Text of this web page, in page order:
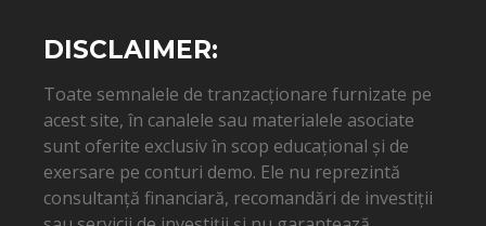
DISCLAIMER:
Toate semnalele de tranzacționare furnizate pe
acest site, în canalele sau materialele asociate
sunt oferite exclusiv în scop educațional și de
exersare pe conturi demo. Ele nu reprezintă
consultanță financiară, recomandări de investiții